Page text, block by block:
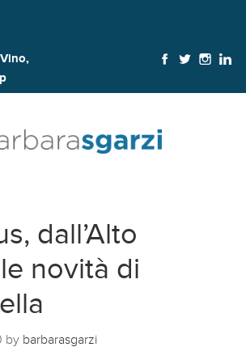
Vino,
dall’Alto
novità di
by barbarasgarzi